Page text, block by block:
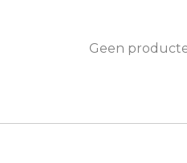
Geen